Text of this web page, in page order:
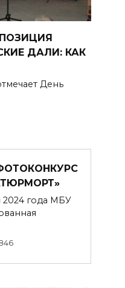
ДАЛИ: КАК
День
2024 года МБУ